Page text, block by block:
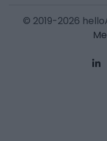
© 2019-2026